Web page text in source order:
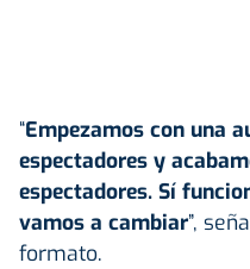
“Empezamos con una
espectadores y
espectadores. Sí
vamos a cambiar”,
formato.